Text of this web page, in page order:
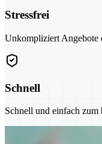
Stressfrei
Unkompliziert Angebote
Schnell
Schnell und einfach zum